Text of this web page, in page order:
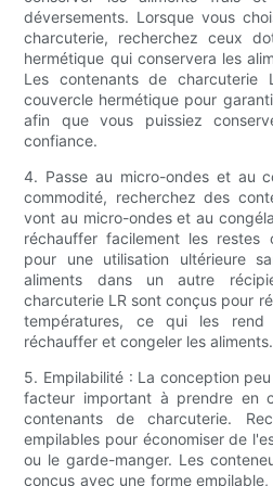
déversements. Lorsque vous
charcuterie, recherchez ceux
hermétique qui conservera les
Les contenants de charcuterie
couvercle hermétique pour
afin que vous puissiez
confiance.
4. Passe au micro-ondes et au
commodité, recherchez des
vont au micro-ondes et au
réchauffer facilement les
pour une utilisation ultérieure
aliments dans un autre
charcuterie LR sont conçus pour
températures, ce qui les rend
réchauffer et congeler les aliments.
5. Empilabilité : La conception
facteur important à prendre en
contenants de charcuterie.
empilables pour économiser de
ou le garde-manger. Les
conçus avec une forme